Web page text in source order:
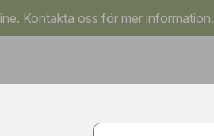
Kontakta oss för mer information.